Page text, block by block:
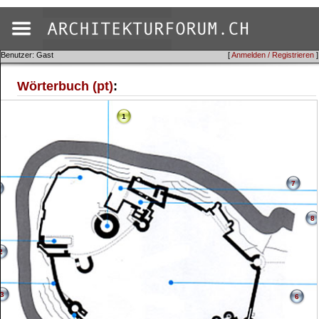
[Anmelden / Registrieren ]
Benutzer: Gast
Wörterbuch (pt):
1
3 6
7
8